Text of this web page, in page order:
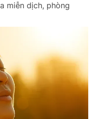
miễn dịch, phòng